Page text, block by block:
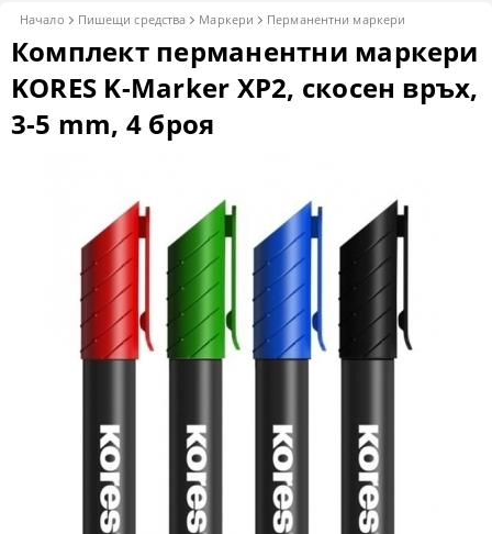
Начало Пишещи средства Маркери Перманентни маркери
Комплект перманентни маркери
KORES K-Marker XP2, скосен връх,
3-5 mm, 4 броя